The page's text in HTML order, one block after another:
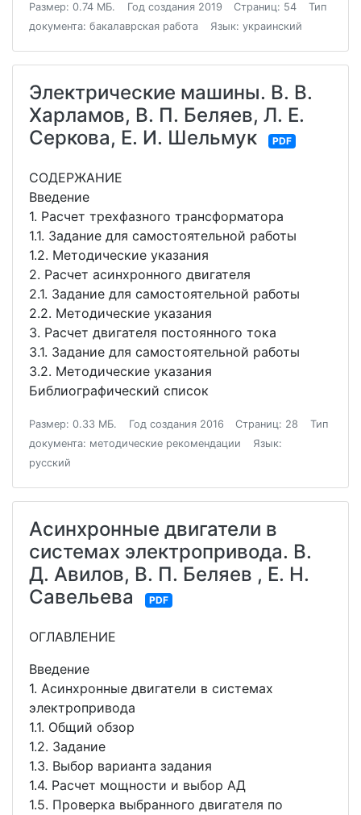
Размер: 0.74 МБ. Год создания 2019 Страниц: 54
Тип
документа: бакалаврская работа
Язык: украинский
Электрические машины. В. В.
Харламов, В. П. Беляев, Л. Е.
Серкова, Е. И. Шельмук
PDF
СОДЕРЖАНИЕ
Введение
1. Расчет трехфазного трансформатора
1.1. Задание для самостоятельной работы
1.2. Методические указания
2. Расчет асинхронного двигателя
2.1. Задание для самостоятельной работы
2.2. Методические указания
3. Расчет двигателя постоянного тока
3.1. Задание для самостоятельной работы
3.2. Методические указания
Библиографический список
Размер: 0.33 МБ. Год создания 2016 Страниц: 28
Тип
документа: методические рекомендации
Язык:
русский
Асинхронные двигатели в
системах электропривода. В.
Д. Авилов, В. П. Беляев , Е. Н.
Савельева
PDF
ОГЛАВЛЕНИЕ
Введение
1. Асинхронные двигатели в системах
электропривода
1.1. Общий обзор
1.2. Задание
1.3. Выбор варианта задания
1.4. Расчет мощности и выбор АД
1.5. Проверка выбранного двигателя по